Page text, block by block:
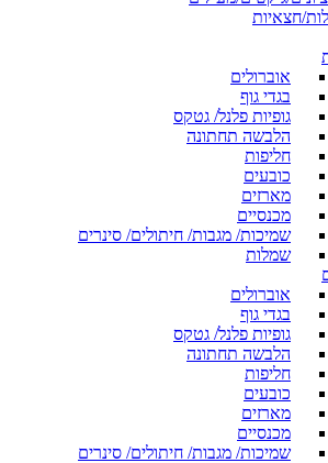
חצאיות
אוברולים
בגדי גוף
גופיות פלנל/ גטקס
הלבשה תחתונה
חליפות
כובעים
מארזים
מכנסיים
שמיכות/ מגבות/ חיתולים/ סינרים
שמלות
אוברולים
בגדי גוף
גופיות פלנל/ גטקס
הלבשה תחתונה
חליפות
כובעים
מארזים
מכנסיים
שמיכות/ מגבות/ חיתולים/ סינרים